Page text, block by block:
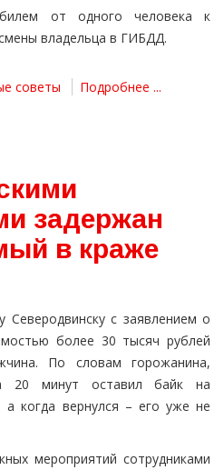
от одного человека к
владельца в ГИБДД.
советы Подробнее ...
задержан
в краже
с заявлением о
более 30 тысяч рублей
По словам горожанина,
20 минут оставил байк на
а когда вернулся – его уже не
мероприятий сотрудниками